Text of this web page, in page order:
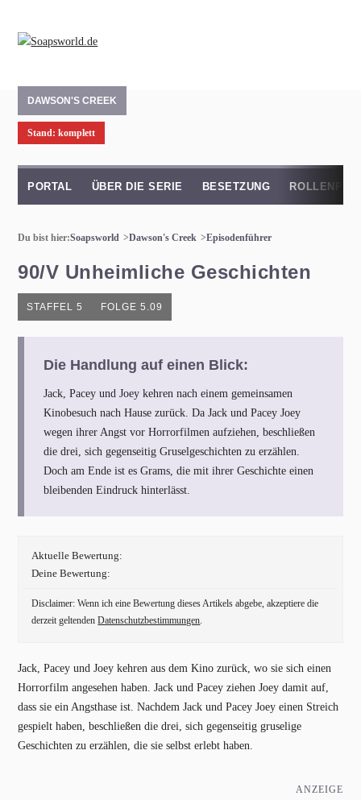
DAWSON'S CREEK
Stand: komplett
PORTAL ÜBER DIE SERIE BESETZUNG
Du bist hier:Soapsworld Dawson's Creek Episodenführer
90/V Unheimliche Geschichten
STAFFEL 5 FOLGE 5.09
Die Handlung auf einen Blick:
Jack, Pacey und Joey kehren nach einem gemeinsamen
Kinobesuch nach Hause zurück. Da Jack und Pacey Joey
wegen ihrer Angst vor Horrorfilmen aufziehen, beschließen
die drei, sich gegenseitig Gruselgeschichten zu erzählen.
Doch am Ende ist es Grams, die mit ihrer Geschichte einen
bleibenden Eindruck hinterlässt.
Aktuelle Bewertung:
Deine Bewertung:
Disclaimer: Wenn ich eine Bewertung dieses Artikels abgebe, akzeptiere die
derzeit geltendenDatenschutzbestimmungen.
Jack, Pacey und Joey kehren aus dem Kino zurück, wo sie sich einen
Horrorfilm angesehen haben. Jack und Pacey ziehen Joey damit auf,
dass sie ein Angsthase ist. Nachdem Jack und Pacey Joey einen Streich
gespielt haben, beschließen die drei, sich gegenseitig gruselige
Geschichten zu erzählen, die sie selbst erlebt haben.
ANZEIGE